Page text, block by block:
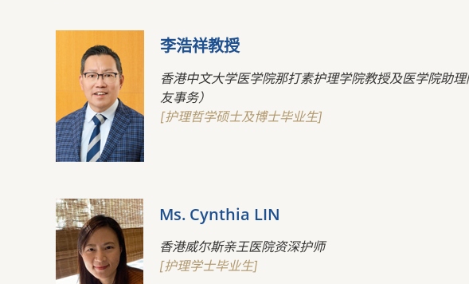
李浩祥教授
香港中文大学医学院那打素护理学院教授及医学院助
友事务）
[护理哲学硕士及博士毕业生]
Ms. Cynthia LIN
香港威尔斯亲王医院资深护师
[护理学士毕业生]